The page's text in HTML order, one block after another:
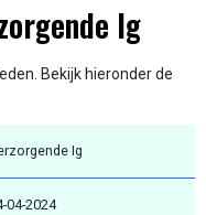
Ig
Bekijk hieronder de
Ig
04-2024